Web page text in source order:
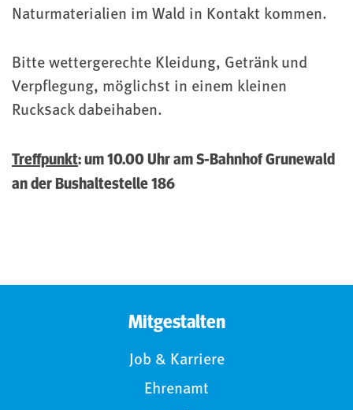
Naturmaterialien im Wald in Kontakt kommen.
Bitte wettergerechte Kleidung, Getränk und
Verpflegung, möglichst in einem kleinen
Rucksack dabeihaben.
Treffpunkt: um 10.00 Uhr am S-Bahnhof Grunewald
an der Bushaltestelle 186
Mitgestalten
Job & Karriere
Ehrenamt